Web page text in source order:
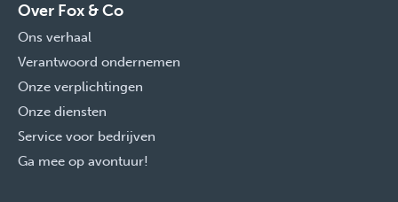
Over Fox & Co
Ons verhaal
Verantwoord ondernemen
Onze verplichtingen
Onze diensten
Service voor bedrijven
Ga mee op avontuur!